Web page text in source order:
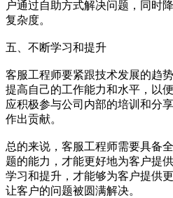
户通过自助方式解决问题，同时
复杂度。
五、不断学习和提升
客服工程师要紧跟技术发展的趋
提高自己的工作能力和水平，以
应积极参与公司内部的培训和分
作出贡献。
总的来说，客服工程师需要具备
题的能力，才能更好地为客户提
学习和提升，才能够为客户提供
让客户的问题被圆满解决。